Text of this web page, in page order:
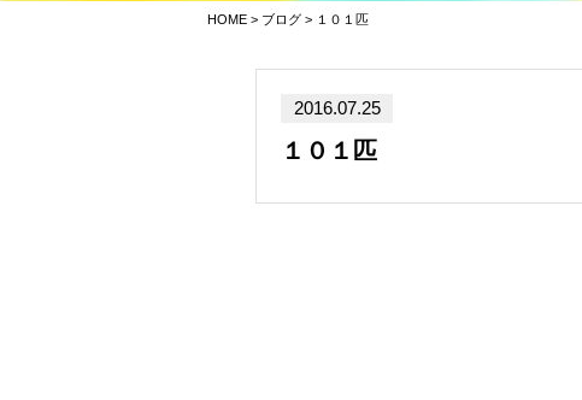
HOME > ブログ > １０１匹
2016.07.25
１０１匹